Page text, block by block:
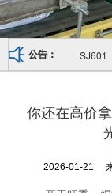
公告： SJ601
你还在高价
2026-01-21